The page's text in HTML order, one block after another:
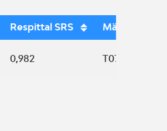
Respittal SRS Mätbrev
0,982 T0721